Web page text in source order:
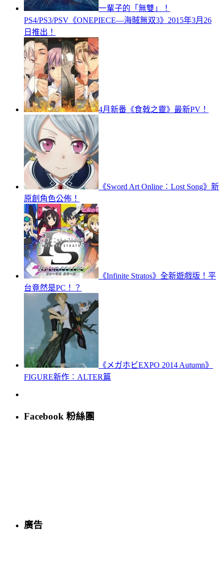
一輩子的「無雙」！
PS4/PS3/PSV《ONEPIECE—海賊無双3》2015年3月26
日推出！
4月新番《食戟之靈》最新PV！
《Sword Art Online︰Lost Song》新
原創角色公佈！
《Infinite Stratos》全新遊戲版！平
台竟然是PC！？
《メガホビEXPO 2014 Autumn》
FIGURE新作︰ALTER篇
Facebook 粉絲團
廣告